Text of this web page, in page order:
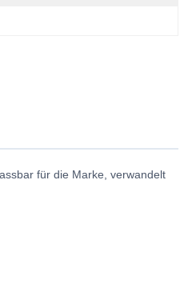
für die Marke, verwandelt